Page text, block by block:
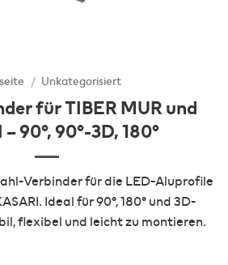
/ Unkategorisiert
für TIBER MUR und
90°, 90°-3D, 180°
Verbinder für die LED-Aluprofile
Ideal für 90°, 180° und 3D-
flexibel und leicht zu montieren.